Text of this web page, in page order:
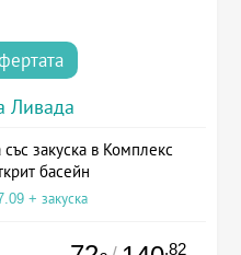
Ливада
закуска в Комплекс
басейн
+ закуска
.82